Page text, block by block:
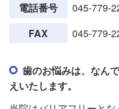
電話番号
045-779-
FAX
045-779-
歯のお悩みは、なん
えいたします。